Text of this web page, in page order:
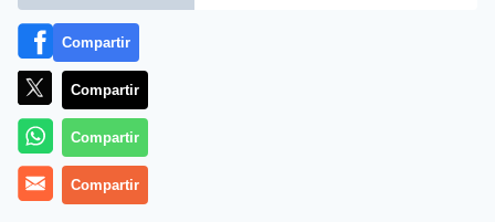
MÁS EN OTROS MEDIOS
Compartir
Compartir
Compartir
Compartir